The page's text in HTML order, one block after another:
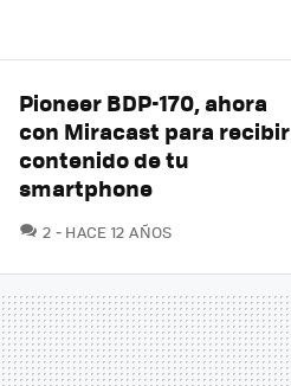
Pioneer BDP-170, ahora
con Miracast para recibir
contenido de tu
smartphone
2 COMENTARIOS
HACE 12 AÑOS